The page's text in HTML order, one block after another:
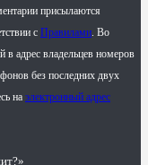
присылаются
с Правилами. Во
в адрес владельцев номеров
без последних двух
на электронный адрес